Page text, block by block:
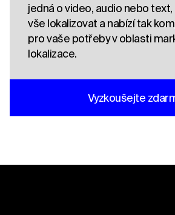
jedná o video, audio nebo
vše lokalizovat a nabízí tak
pro vaše potřeby v oblasti
lokalizace.
Vyzkoušejte